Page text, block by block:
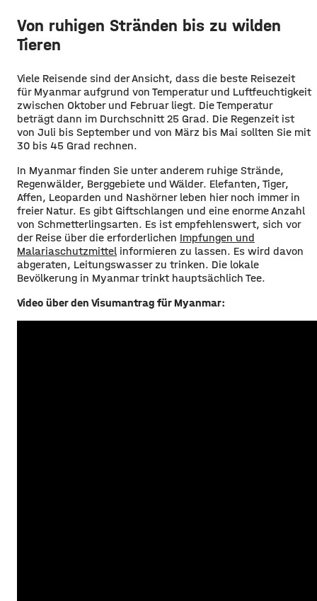
Von ruhigen Stränden bis zu wilden
Tieren
Viele Reisende sind der Ansicht, dass die beste Reisezeit
für Myanmar aufgrund von Temperatur und Luftfeuchtigkeit
zwischen Oktober und Februar liegt. Die Temperatur
beträgt dann im Durchschnitt 25 Grad. Die Regenzeit ist
von Juli bis September und von März bis Mai sollten Sie mit
30 bis 45 Grad rechnen.
In Myanmar finden Sie unter anderem ruhige Strände,
Regenwälder, Berggebiete und Wälder. Elefanten, Tiger,
Affen, Leoparden und Nashörner leben hier noch immer in
freier Natur. Es gibt Giftschlangen und eine enorme Anzahl
von Schmetterlingsarten. Es ist empfehlenswert, sich vor
der Reise über die erforderlichen Impfungen und
Malariaschutzmittel informieren zu lassen. Es wird davon
abgeraten, Leitungswasser zu trinken. Die lokale
Bevölkerung in Myanmar trinkt hauptsächlich Tee.
Video über den Visumantrag für Myanmar: